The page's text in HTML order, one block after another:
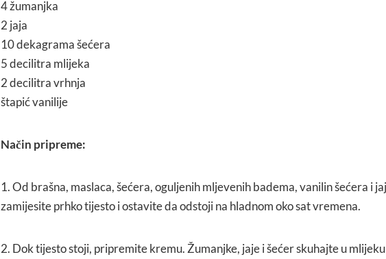
4 žumanjka
2 jaja
10 dekagrama šećera
5 decilitra mlijeka
2 decilitra vrhnja
štapić vanilije
Način pripreme:
1. Od brašna, maslaca, šećera, oguljenih mljevenih badema, vanilin šećera i
zamijesite prhko tijesto i ostavite da odstoji na hladnom oko sat vremena.
2. Dok tijesto stoji, pripremite kremu. Žumanjke, jaje i šećer skuhajte u